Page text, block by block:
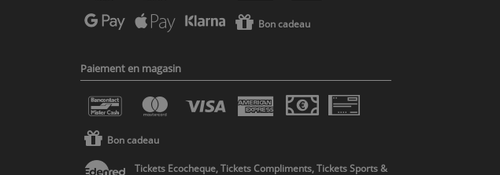
Bon cadeau
Paiement en magasin
Bon cadeau
Tickets Ecocheque, Tickets Compliments, Tickets Sports &